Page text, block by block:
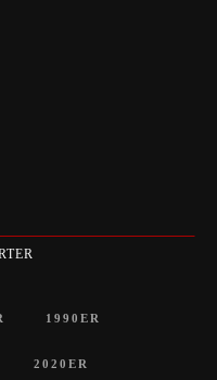
1990ER
2020ER